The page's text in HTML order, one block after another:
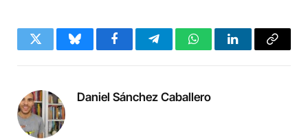
Twitter BlueskyFacebookTelegramWhatsAppLinkedInCopy
Daniel Sánchez Caballero